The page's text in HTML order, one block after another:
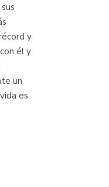
y
él y
un
es